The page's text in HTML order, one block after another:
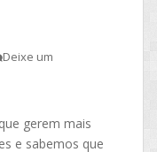
Deixe um
gerem mais
e sabemos que